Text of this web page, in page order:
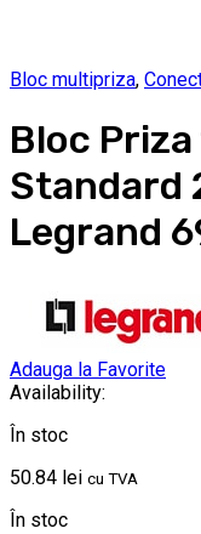
Bloc multipriza,
Bloc
Standard
Legrand
Adauga la Favorite
Availability:
În stoc
50.84 lei cu TVA
În stoc